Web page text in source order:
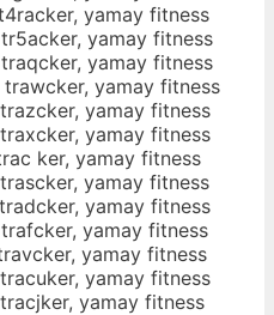
yamay fitness
yamay fitness
yamay fitness
yamay fitness
yamay fitness
yamay fitness
ker, yamay fitness
yamay fitness
yamay fitness
yamay fitness
yamay fitness
yamay fitness
yamay fitness